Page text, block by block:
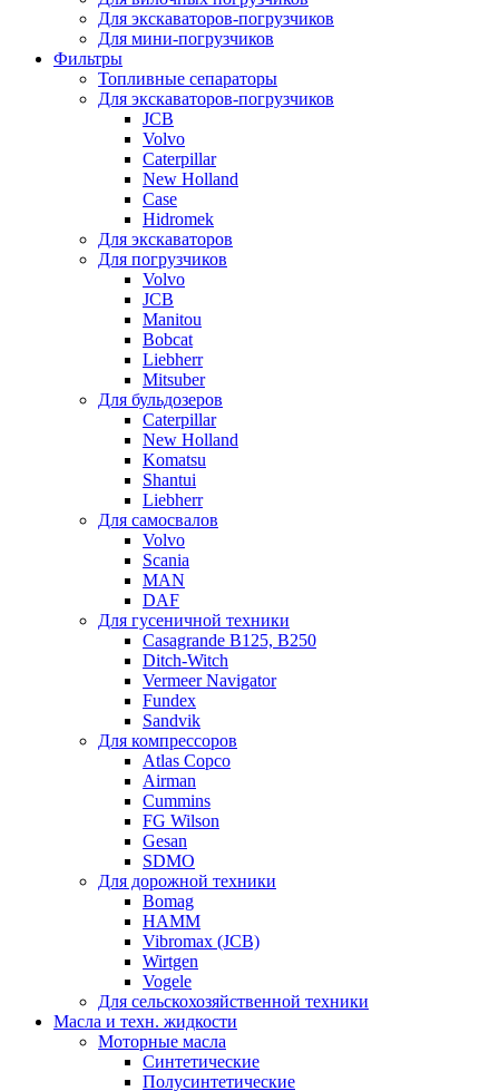
Для экскаваторов-погрузчиков
Для мини-погрузчиков
Фильтры
Топливные сепараторы
Для экскаваторов-погрузчиков
JCB
Volvo
Caterpillar
New Holland
Case
Hidromek
Для экскаваторов
Для погрузчиков
Volvo
JCB
Manitou
Bobcat
Liebherr
Mitsuber
Для бульдозеров
Caterpillar
New Holland
Komatsu
Shantui
Liebherr
Для самосвалов
Volvo
Scania
MAN
DAF
Для гусеничной техники
Casagrande B125, B250
Ditch-Witch
Vermeer Navigator
Fundex
Sandvik
Для компрессоров
Atlas Copco
Airman
Cummins
FG Wilson
Gesan
SDMO
Для дорожной техники
Bomag
HAMM
Vibromax (JCB)
Wirtgen
Vogele
Для сельскохозяйственной техники
Масла и техн. жидкости
Моторные масла
Синтетические
Полусинтетические